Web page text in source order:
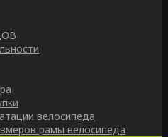
велосипеда
рамы велосипеда